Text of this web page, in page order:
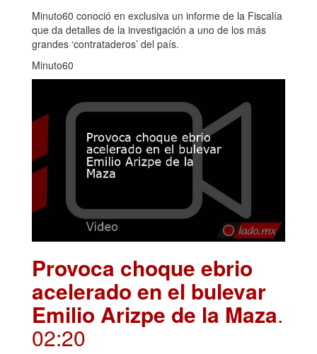
Minuto60 conoció en exclusiva un informe de la Fiscalía
que da detalles de la investigación a uno de los más
grandes ‘contrataderos’ del país.
Minuto60
Provoca choque ebrio
acelerado en el bulevar
Emilio Arizpe de la Maza.
02:20